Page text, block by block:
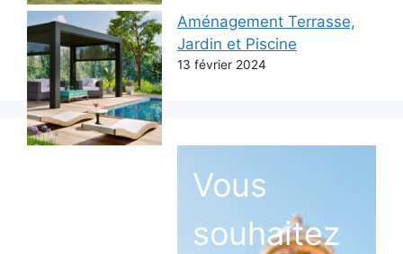
Aménagement Terrasse,
Jardin et Piscine
13 février 2024
Vous
souhaitez